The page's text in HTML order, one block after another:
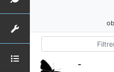
-